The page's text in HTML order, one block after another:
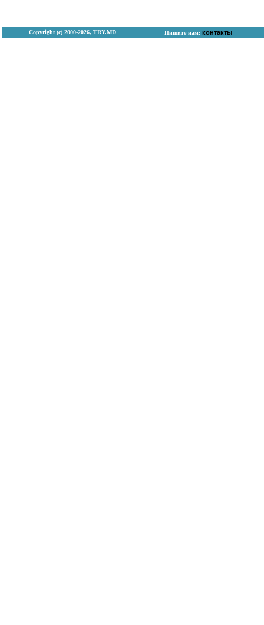
Copyright (с) 2000-2026, TRY.MD Пишите нам: контакты